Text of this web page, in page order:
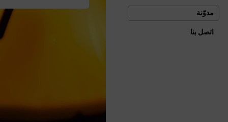
مدوّنة
اتصل بنا